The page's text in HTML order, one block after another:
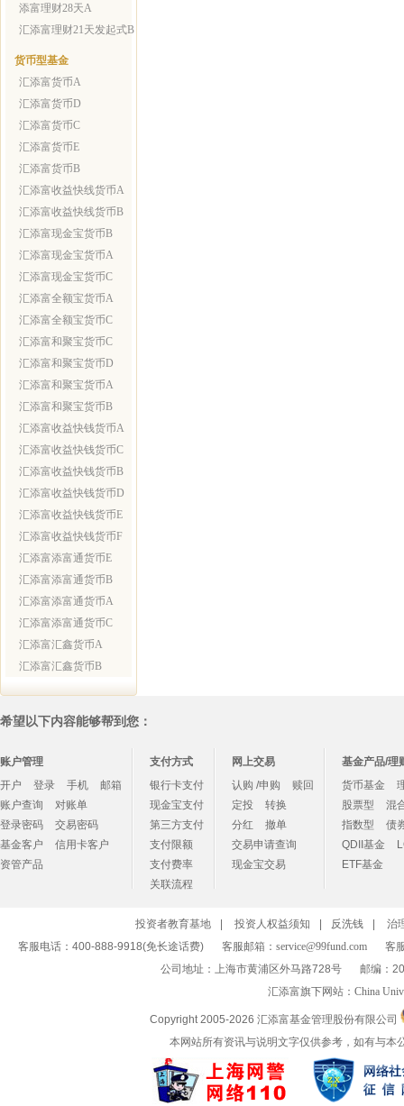
添富理财28天A
汇添富理财21天发起式B
货币型基金
汇添富货币A
汇添富货币D
汇添富货币C
汇添富货币E
汇添富货币B
汇添富收益快线货币A
汇添富收益快线货币B
汇添富现金宝货币B
汇添富现金宝货币A
汇添富现金宝货币C
汇添富全额宝货币A
汇添富全额宝货币C
汇添富和聚宝货币C
汇添富和聚宝货币D
汇添富和聚宝货币A
汇添富和聚宝货币B
汇添富收益快钱货币A
汇添富收益快钱货币C
汇添富收益快钱货币B
汇添富收益快钱货币D
汇添富收益快钱货币E
汇添富收益快钱货币F
汇添富添富通货币E
汇添富添富通货币B
汇添富添富通货币A
汇添富添富通货币C
汇添富汇鑫货币A
汇添富汇鑫货币B
希望以下内容能够帮到您：
账户管理
开户
登录 手机
邮箱
账户查询
对账单
登录密码
交易密码
基金客户
信用卡客户
资管产品
支付方式
银行卡支付
现金宝支付
第三方支付
支付限额
支付费率
关联流程
网上交易
认购 /申购
赎回
定投
转换
分红
撤单
交易申请查询
现金宝交易
基金产品/理
货币基金
股票型
混
指数型
债
QDII基金
ETF基金
投资者教育基地 投资人权益须知 反洗钱
治
客服电话：400-888-9918(免长途话费)
客服邮箱： service@99fund.com
客
公司地址：上海市黄浦区外马路728号
邮编：
汇添富旗下网站： China
Copyright 2005-2026 汇添富基金管理股份有限公司
本网站所有资讯与说明文字仅供参考，如有与本